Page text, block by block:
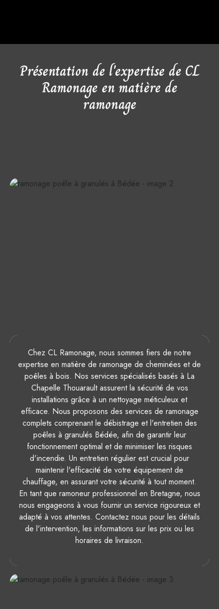
Présentation de l'expertise de CL
Ramonage en matière de
ramonage
Chez CL Ramonage, nous sommes fiers de notre
expertise en matière de ramonage de cheminées et de
poêles à bois. Nos services spécialisés basés à La
Chapelle Thouarault assurent la sécurité de vos
installations grâce à un nettoyage méticuleux et
efficace. Nous proposons des services de ramonage
complets comprenant le débistrage et l'entretien des
poêles à granulés Bédée, afin de garantir leur
fonctionnement optimal et de minimiser les risques
d'incendie. Un entretien régulier est crucial pour
maintenir l'efficacité de votre équipement de
chauffage, en assurant votre sécurité à tout moment.
En tant que ramoneur professionnel en Bretagne, nous
nous engageons à vous fournir un service rigoureux et
adapté à vos attentes. Contactez nous pour les détails
de l'intervention, les informations sur les prix ou les
horaires de livraison.